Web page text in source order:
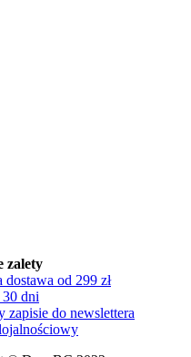
zalety
dostawa od 299 zł
dni
zapisie do newslettera